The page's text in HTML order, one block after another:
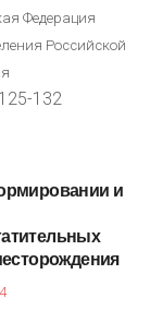
Федерация
Российской
132
и